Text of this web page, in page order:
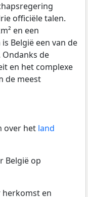
officiële talen.
en een
België een van de
de
en het complexe
de meest
over het land
België op
herkomst en